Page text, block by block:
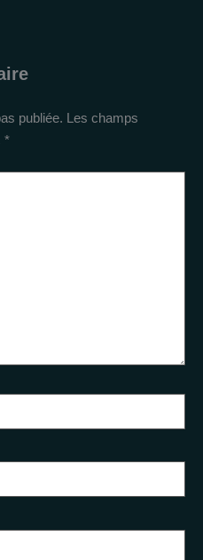
publiée. Les champs
*